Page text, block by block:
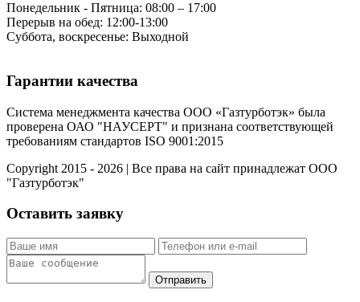
Понедельник - Пятница: 08:00 – 17:00
Перерыв на обед: 12:00-13:00
Суббота, воскресенье: Выходной
Гарантии качества
Система менеджмента качества ООО «Газтурботэк» была
проверена ОАО "НАУСЕРТ" и признана соответствующей
требованиям стандартов ISO 9001:2015
Copyright 2015 - 2026 | Все права на сайт принадлежат ООО
"Газтурботэк"
Оставить заявку